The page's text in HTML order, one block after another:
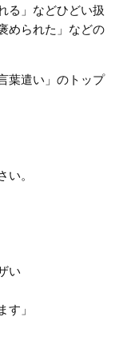
る」などひどい扱
められた」などの
葉遣い」のトップ
。
い
す」